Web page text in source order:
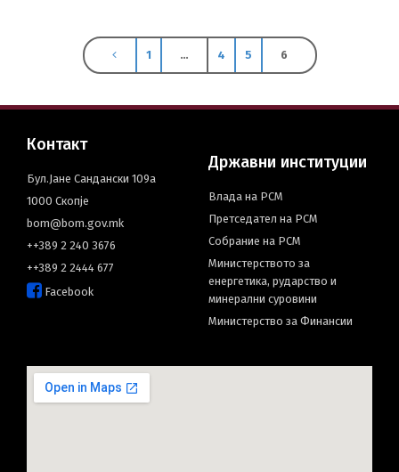
1 … 4 5 6
Контакт
Бул.Јане Сандански 109а
1000 Скопје
bom@bom.gov.mk
++389 2 240 3676
++389 2 2444 677
Facebook
Државни институции
Влада на РСМ
Претседател на РСМ
Собрание на РСМ
Министерството за
енергетика, рударство и
минерални суровини
Министерство за Финансии